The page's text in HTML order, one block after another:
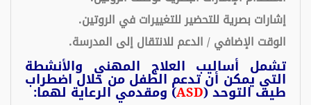
إشارات بصرية للتحضير للتغييرات في الروتين.
الوقت الإضافي / الدعم للانتقال إلى المدرسة.
تشمل أساليب العلاج المهني والأنشطة
التي يمكن أن تدعم الطفل من خلال اضطراب
طيف التوحد (ASD) ومقدمي الرعاية لهما: